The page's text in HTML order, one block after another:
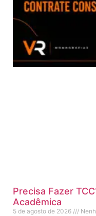
Precisa Fazer
Acadêmica
5 de agosto de 2026